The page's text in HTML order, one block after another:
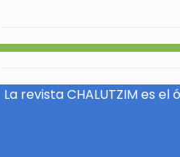
La revista CHALUTZIM es